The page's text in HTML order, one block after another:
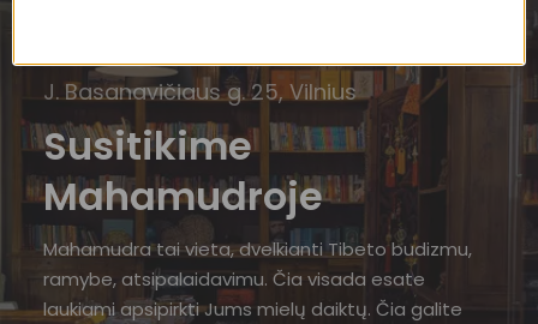
J. Basanavičiaus g. 25, Vilnius
Susitikime
Mahamudroje
Mahamudra tai vieta, dvelkianti Tibeto budizmu,
ramybe, atsipalaidavimu. Čia visada esate
laukiami apsipirkti Jums mielų daiktų. Čia galite